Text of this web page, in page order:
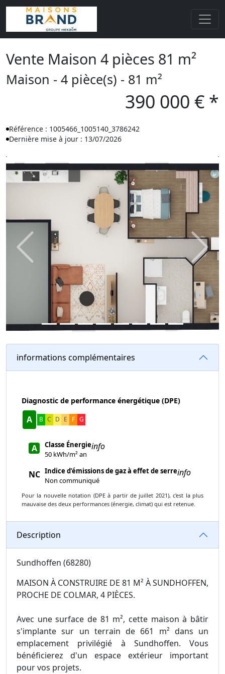
Vente Maison 4 pièces 81 m²
Maison - 4 pièce(s) - 81 m²
390 000 € *
Référence : 1005466_1005140_3786242
Dernière mise à jour : 13/07/2026
Previous Next
informations complémentaires
Diagnostic de performance énergétique (DPE)
A B C D E F G
A
Classe Énergie
50 kWh/m² an
info
NC Indice d’émissions de gaz à effet de serre
Non communiqué
info
Pour la nouvelle notation (DPE à partir de juillet 2021), c'est la plus
mauvaise des deux performances (énergie, climat) qui est retenue.
Description
Sundhoffen (68280)
MAISON À CONSTRUIRE DE 81 M² À SUNDHOFFEN,
PROCHE DE COLMAR, 4 PIÈCES.
Avec une surface de 81 m², cette maison à bâtir
s'implante sur un terrain de 661 m² dans un
emplacement privilégié à Sundhoffen. Vous
bénéficierez d'un espace extérieur important
pour vos projets.